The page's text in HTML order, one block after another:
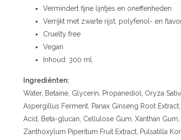
Vermindert fijne lijntjes en oneffenheden
Verrijkt met zwarte rijst, polyfenol- en
Cruelty free
Vegan
Inhoud: 300 ml.
Ingrediënten:
Water, Betaine, Glycerin, Propanediol, Oryza
Aspergillus Ferment, Panax Ginseng Root
Acid, Beta-glucan, Cellulose Gum, Xanthan
Zanthoxylum Piperitum Fruit Extract, Pulsatilla